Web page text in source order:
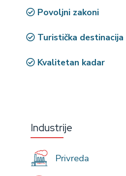
Povoljni zakoni
Turistička destinacija
Kvalitetan kadar
Industrije
Privreda